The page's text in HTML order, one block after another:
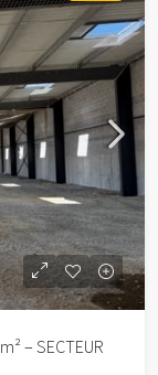
– SECTEUR